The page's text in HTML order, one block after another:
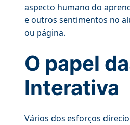
aspecto humano do
e outros sentimentos no
ou página.
O papel
Interativa
Vários dos esforços